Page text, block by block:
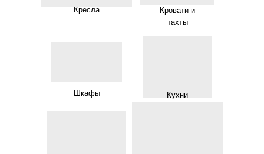
Кровати и
тахты
Кухни
Кресла
Шкафы